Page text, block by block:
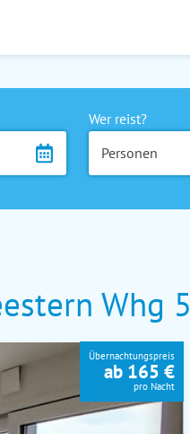
Wer reist?
Personen
Whg 5
Übernachtungspreis
ab 165 €
pro Nacht